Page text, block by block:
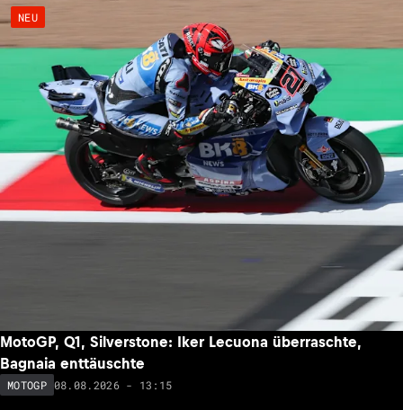
NEU
MotoGP, Q1, Silverstone: Iker Lecuona überraschte,
Bagnaia enttäuschte
MOTOGP 08.08.2026 - 13:15